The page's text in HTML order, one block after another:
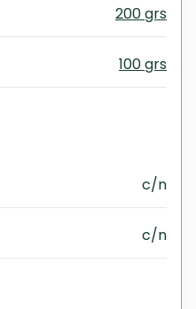
200 grs
100 grs
c/n
c/n